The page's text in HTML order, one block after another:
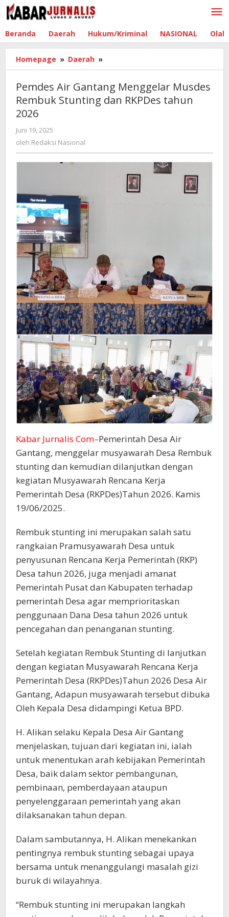
Lewati
ke
Beranda Daerah Hukum/Kriminal NASIONAL
Homepage » Daerah »
Air
Menggelar
Musdes
tahun
Pemdes Air Gantang Menggelar Musdes
Rembuk Stunting dan RKPDes tahun
2026
Juni 19, 2025
Redaksi
oleh Redaksi Nasional
Kabar Jurnalis Com–Pemerintah Desa Air
Gantang, menggelar musyawarah Desa Rembuk
stunting dan kemudian dilanjutkan dengan
kegiatan Musyawarah Rencana Kerja
Pemerintah Desa (RKPDes)Tahun 2026. Kamis
19/06/2025.
Rembuk stunting ini merupakan salah satu
rangkaian Pramusyawarah Desa untuk
penyusunan Rencana Kerja Pemerintah (RKP)
Desa tahun 2026, juga menjadi amanat
Pemerintah Pusat dan Kabupaten terhadap
pemerintah Desa agar memprioritaskan
penggunaan Dana Desa tahun 2026 untuk
pencegahan dan penanganan stunting.
Setelah kegiatan Rembuk Stunting di lanjutkan
dengan kegiatan Musyawarah Rencana Kerja
Pemerintah Desa (RKPDes)Tahun 2026 Desa Air
Gantang, Adapun musyawarah tersebut dibuka
Oleh Kepala Desa didampingi Ketua BPD.
H. Alikan selaku Kepala Desa Air Gantang
menjelaskan, tujuan dari kegiatan ini, ialah
untuk menentukan arah kebijakan Pemerintah
Desa, baik dalam sektor pembangunan,
pembinaan, pemberdayaan ataupun
penyelenggaraan pemerintah yang akan
dilaksanakan tahun depan.
Dalam sambutannya, H. Alikan menekankan
pentingnya rembuk stunting sebagai upaya
bersama untuk menanggulangi masalah gizi
buruk di wilayahnya.
“Rembuk stunting ini merupakan langkah